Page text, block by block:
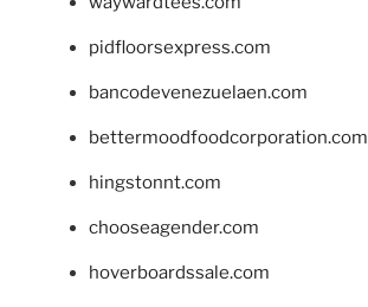
pidfloorsexpress.com
bancodevenezuelaen.com
bettermoodfoodcorporation.com
hingstonnt.com
chooseagender.com
hoverboardssale.com